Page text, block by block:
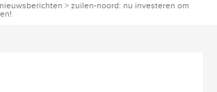
nieuwsberichten > zuilen-noord: nu investeren om